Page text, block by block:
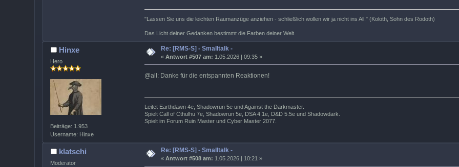
"Lassen Sie uns die leichten Raumanzüge anziehen - schließlich wollen wir ja nicht ins All." (Koloth, Sohn des Rodoth)
Das Licht deiner Gedanken bestimmt die Farben deiner Welt.
Hinxe
Hero
Beiträge: 1.953
Username: Hinxe
Re: [RMS-S] - Smalltalk -
«Antwort #507 am: 1.05.2026 | 09:35 »
@all: Danke für die entspannten Reaktionen!
Leitet Earthdawn 4e, Shadowrun 5e und Against the Darkmaster.
Spielt Call of Cthulhu 7e, Shadowrun 5e, DSA 4.1e, D&D 5.5e und Shadowdark.
Spielt im Forum Ruin Master und Cyber Master 2077.
klatschi
Moderator
Re: [RMS-S] - Smalltalk -
«Antwort #508 am: 1.05.2026 | 10:21 »